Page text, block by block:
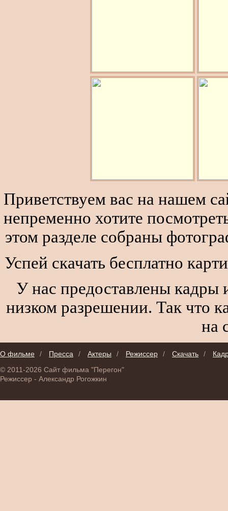
Приветствуем вас на нашем
непременно хотите
этом разделе собраны
Успей скачать бесплатно
У нас предоставлены кадры
низком разрешении. Так что
на
О фильме / Пресса / Актеры / Режиссер / Скачать /
© 2011-2026 Сайт фильма "Перегон"
Режиссер - Александр Рогожкин